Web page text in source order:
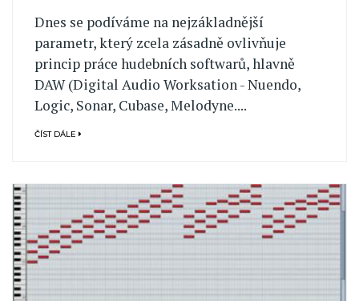
Dnes se podíváme na nejzákladnější
parametr, který zcela zásadně ovlivňuje
princip práce hudebních softwarů, hlavně
DAW (Digital Audio Worksation - Nuendo,
Logic, Sonar, Cubase, Melodyne....
ČÍST DÁLE